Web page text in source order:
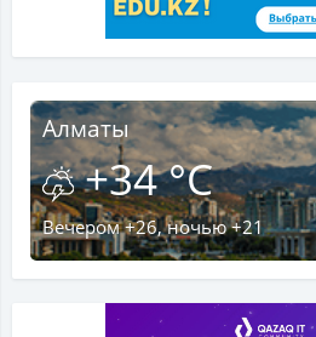
Алматы
+34 °C
Вечером +26, ночью +21